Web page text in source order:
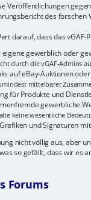
Veröffentlichungen
des forschen
darauf, dass das
gewerblich oder
durch die vGAF-Admins
auf eBay-Auktionen
mittelbarer
für Produkte und
gewerbliche
keine wesentliche
und Signaturen
nicht völlig aus, aber
so gefällt, dass wir es
Forums